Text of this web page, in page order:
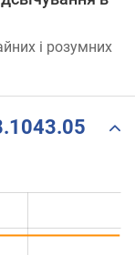
і розумних